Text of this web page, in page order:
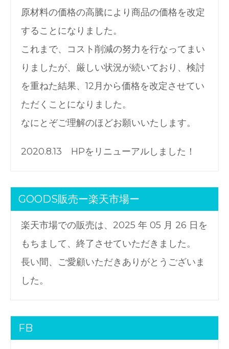
原材料の価格の高騰により商品の価格を改定
することになりました。
これまで、コスト削減の努力を行なってまい
りましたが、厳しい状況が続いており、検討
を重ねた結果、12月から価格を改定させてい
ただくことになりました。
なにとぞご理解のほどお願いいたします。
2020.8.13 HPをリニューアルしました！
GOODS販売ー楽天市場ー
楽天市場での販売は、2025 年 05 月 26 日を
もちまして、終了させていただきました。
長い間、ご愛顧いただきありがとうございま
した。
FB